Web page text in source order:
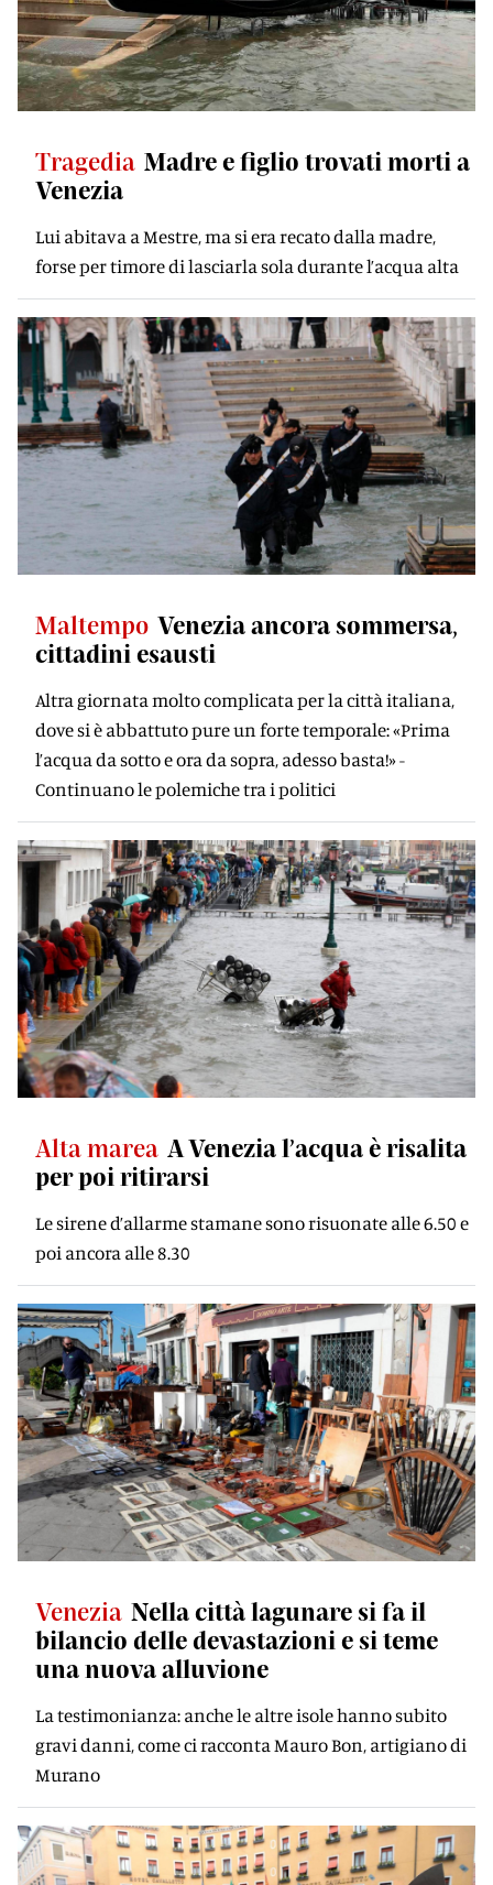
Tragedia Madre e figlio trovati morti a
Venezia
Lui abitava a Mestre, ma si era recato dalla madre,
forse per timore di lasciarla sola durante l’acqua alta
Maltempo Venezia ancora sommersa,
cittadini esausti
Altra giornata molto complicata per la città italiana,
dove si è abbattuto pure un forte temporale: «Prima
l’acqua da sotto e ora da sopra, adesso basta!» -
Continuano le polemiche tra i politici
Alta marea A Venezia l’acqua è risalita
per poi ritirarsi
Le sirene d’allarme stamane sono risuonate alle 6.50 e
poi ancora alle 8.30
Venezia Nella città lagunare si fa il
bilancio delle devastazioni e si teme
una nuova alluvione
La testimonianza: anche le altre isole hanno subito
gravi danni, come ci racconta Mauro Bon, artigiano di
Murano